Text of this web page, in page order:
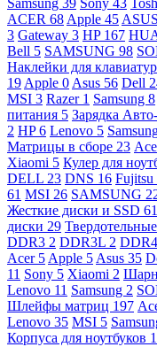
ACER 68 Apple 45 ASUS
3 Gateway 3 HP 167
Bell 5 SAMSUNG 98
Наклейки для
19 Apple 0 Asus 56 Dell
MSI 3 Razer 1 Samsung 8
питания 5 Зарядка
2 HP6 Lenovo 5
Матрицы в сборе 23
Xiaomi 5 Кулер для
DELL 23 DNS 16 Fujitsu
61 MSI 26 SAMSUNG
Жесткие диски и SSD 61
диски 29
DDR3 2 DDR3L 2 DDR4
Acer 5 Apple 5 Asus 35
11 Sony 5 Xiaomi 2
Lenovo 11 Samsung 2
Шлейфы матриц 197
Lenovo 35 MSI 5
Корпуса для ноутбуков